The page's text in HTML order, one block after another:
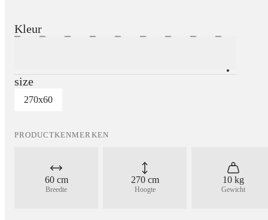
Kleur
size
270x60
PRODUCTKENMERKEN
60 cm
Breedte
270 cm
Hoogte
10 kg
Gewicht